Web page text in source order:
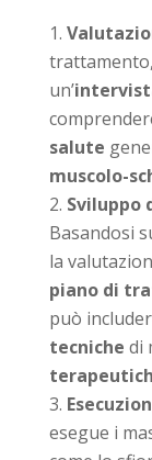
un’
salute
muscolo-
Sviluppo
Basandosi
la
piano di
può
tecniche di
esegue i